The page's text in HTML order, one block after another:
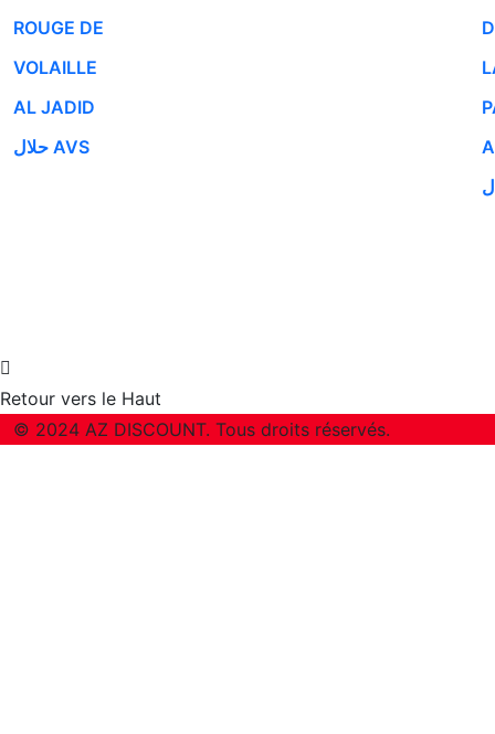
ROUGE DE
VOLAILLE
AL JADID
حلال AVS
Retour vers le Haut
© 2024 AZ DISCOUNT. Tous droits réservés.